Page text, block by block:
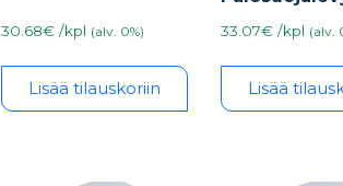
30.68€ /kpl (alv. 0%)
Lisää tilauskoriin
33.07€ /kpl (alv.
Lisää